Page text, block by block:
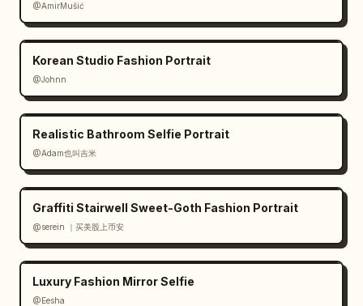
@AmirMušić
Korean Studio Fashion Portrait
@Johnn
Realistic Bathroom Selfie Portrait
@Adam也叫吉米
Graffiti Stairwell Sweet-Goth Fashion Portrait
@serein ｜买美股上币安
Luxury Fashion Mirror Selfie
@Eesha